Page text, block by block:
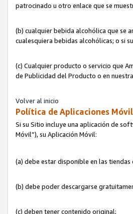
patrocinado u otro enlace que se
(b) cualquier bebida alcohólica que se
cualesquiera bebidas alcohólicas; o si
(c) Cualquier producto o servicio que
de Publicidad del Producto o en
Volver al inicio
Política de Aplicaciones
Si su Sitio incluye una aplicación de
Móvil”), su Aplicación Móvil:
(a) debe estar disponible en las
(b) debe poder descargarse
(c) deben tener contenido original;